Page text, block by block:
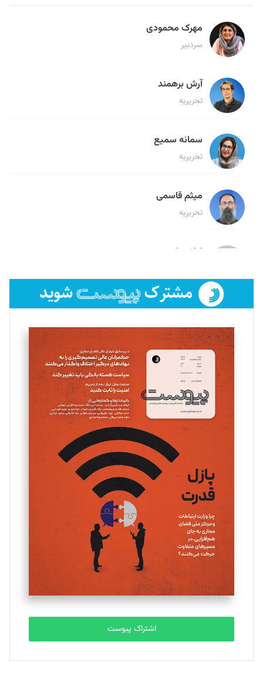
مهرک محمودی
سردبیر
آرش برهمند
تحریریه
سمانه سمیع
تحریریه
میثم قاسمی
تحریریه
لیلا حنارود
فائزه فتحی رستمی
تحریریه
سروش کرمیان
تحریریه
مینا پاکدل
یسنا امان‌پور
تحریریه
ملینا جعفری
تحریریه
مصطفی مسجدی آرانی
تحریریه
بابک نقاش
تحریریه
اشتراک پیوست